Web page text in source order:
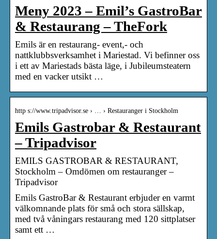
Meny 2023 – Emil’s GastroBar
& Restaurang – TheFork
Emils är en restaurang- event,- och
nattklubbsverksamhet i Mariestad. Vi befinner oss
i ett av Mariestads bästa läge, i Jubileumsteatern
med en vacker utsikt …
http s://www.tripadvisor.se › … › Restauranger i Stockholm
Emils Gastrobar & Restaurant
– Tripadvisor
EMILS GASTROBAR & RESTAURANT,
Stockholm – Omdömen om restauranger –
Tripadvisor
Emils GastroBar & Restaurant erbjuder en varmt
välkomnande plats för små och stora sällskap,
med två våningars restaurang med 120 sittplatser
samt ett …